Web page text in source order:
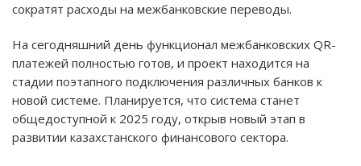
сократят расходы на межбанковские переводы.
На сегодняшний день функционал межбанковских QR-
платежей полностью готов, и проект находится на
стадии поэтапного подключения различных банков к
новой системе. Планируется, что система станет
общедоступной к 2025 году, открыв новый этап в
развитии казахстанского финансового сектора.